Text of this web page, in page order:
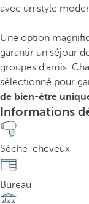
avec un style
Une option
garantir un séjour
groupes d'amis.
sélectionné pour
de bien-être
Informations
Sèche-cheveux
Bureau